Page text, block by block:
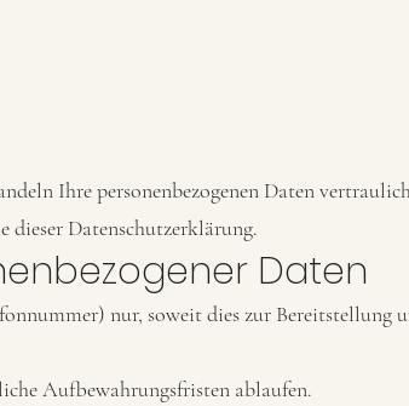
Ihre personenbezogenen Daten
dieser Datenschutzerklärung.
Daten
nur, soweit dies zur Bereitstellung
Aufbewahrungsfristen ablaufen.